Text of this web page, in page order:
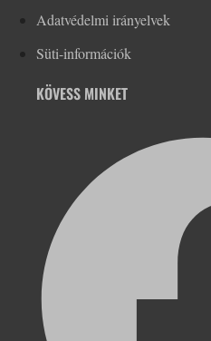
Adatvédelmi irányelvek
Süti-információk
KÖVESS MINKET